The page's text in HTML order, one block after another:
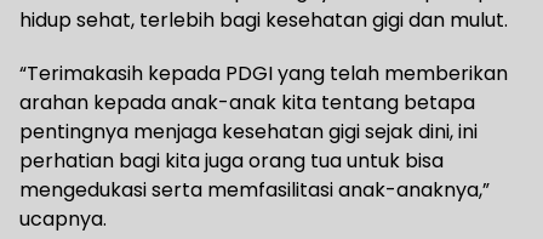
hidup sehat, terlebih bagi kesehatan gigi dan mulut.
“Terimakasih kepada PDGI yang telah memberikan
arahan kepada anak-anak kita tentang betapa
pentingnya menjaga kesehatan gigi sejak dini, ini
perhatian bagi kita juga orang tua untuk bisa
mengedukasi serta memfasilitasi anak-anaknya,”
ucapnya.